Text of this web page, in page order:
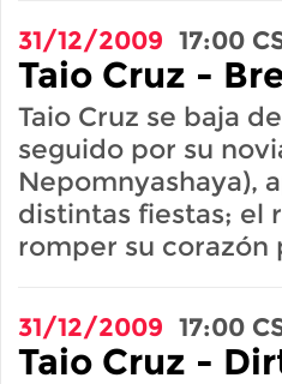
31/12/2009 17:00
Taio Cruz -
Taio Cruz se baja
seguido por su
Nepomnyashaya),
distintas fiestas; el
romper su corazón
31/12/2009 17:00
Taio Cruz -